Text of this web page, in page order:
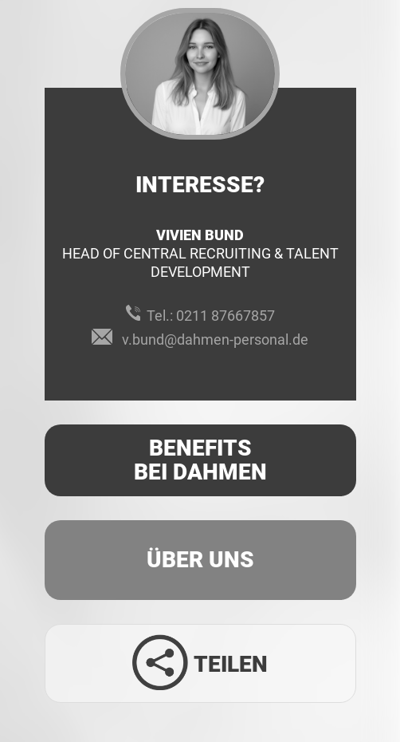
INTERESSE?
VIVIEN BUND
HEAD OF CENTRAL RECRUITING & TALENT
DEVELOPMENT
Tel.: 0211 87667857
v.bund@dahmen-personal.de
BENEFITS
BEI DAHMEN
ÜBER UNS
TEILEN